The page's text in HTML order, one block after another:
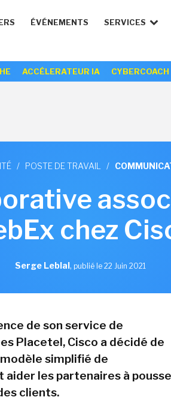
ÉVÉNEMENTS SERVICES
ACCÉLERATEUR IA CYBERCOACH
/ POSTE DE TRAVAIL /
chez
Serge Leblal, publié le 22 Juin 2021
de son service de
Placetel, Cisco a décidé de
simplifié de
les partenaires à
clients.